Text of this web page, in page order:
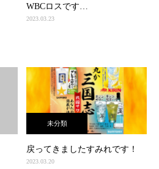
WBCロスです…
2023.03.23
未分類
戻ってきましたすみれです！
2023.03.20